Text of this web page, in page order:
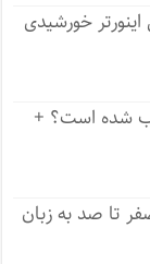
خورشیدی
شده است؟ +
تا صد به زبان